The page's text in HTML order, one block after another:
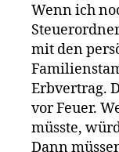
Wenn ich
mit den
Erbvertrag.
vor Feuer.
müsste,
Dann